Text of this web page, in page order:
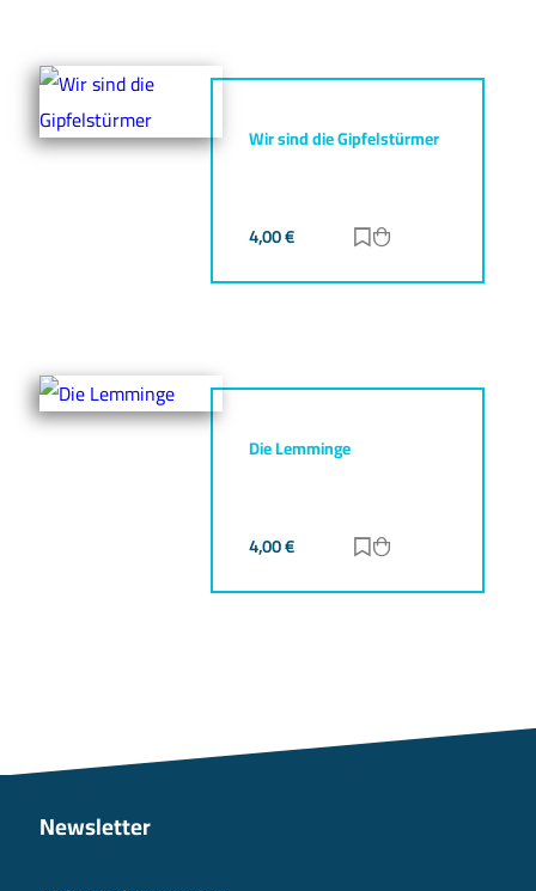
Wir sind die Gipfelstürmer
4,00€ Zur Merkliste
Die Lemminge
4,00€ Zur Merkliste
Newsletter